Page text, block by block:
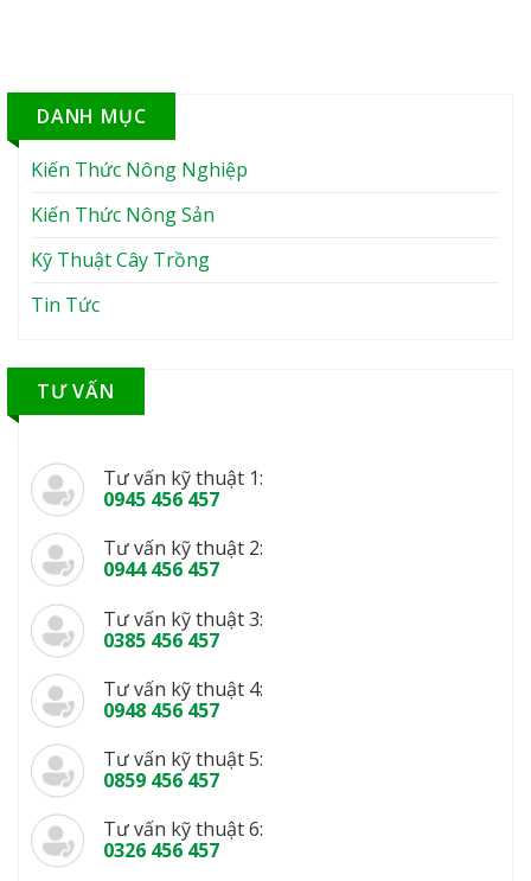
DANH MỤC
Kiến Thức Nông Nghiệp
Kiến Thức Nông Sản
Kỹ Thuật Cây Trồng
Tin Tức
TƯ VẤN
Tư vấn kỹ thuật 1:
0945 456 457
Tư vấn kỹ thuật 2:
0944 456 457
Tư vấn kỹ thuật 3:
0385 456 457
Tư vấn kỹ thuật 4:
0948 456 457
Tư vấn kỹ thuật 5:
0859 456 457
Tư vấn kỹ thuật 6:
0326 456 457